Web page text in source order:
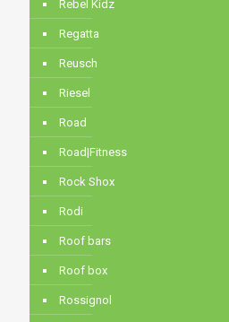
Rebel Kidz
Regatta
Reusch
Riesel
Road
Road|Fitness
Rock Shox
Rodi
Roof bars
Roof box
Rossignol